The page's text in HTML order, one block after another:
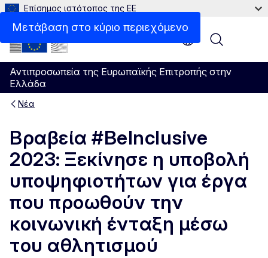
Μετάβαση στο κύριο περιεχόμενο
Επίσημος ιστότοπος της ΕΕ
Αντιπροσωπεία της Ευρωπαϊκής Επιτροπής στην
Ελλάδα
Menu
Νέα
Βραβεία #BeInclusive
2023: Ξεκίνησε η υποβολή
υποψηφιοτήτων για έργα
που προωθούν την
κοινωνική ένταξη μέσω
του αθλητισμού